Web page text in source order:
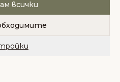
ООД. Всички права
Общи условия
всички